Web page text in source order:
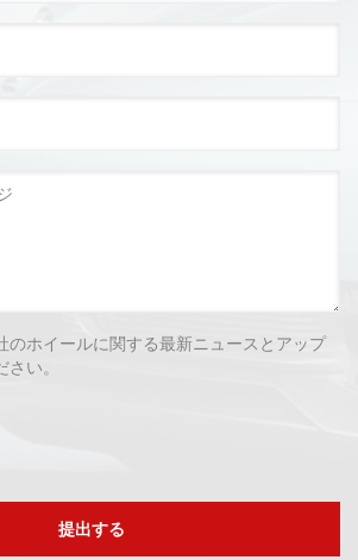
のホイールに関する最新ニュースとアップ
い。
提出する